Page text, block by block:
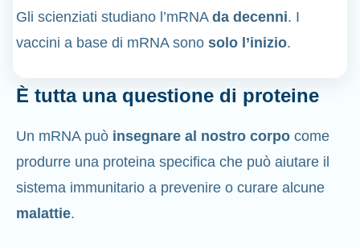
Gli scienziati studiano l’mRNA da decenni. I
vaccini a base di mRNA sono solo l’inizio.
È tutta una questione di proteine
Un mRNA può insegnare al nostro corpo come
produrre una proteina specifica che può aiutare il
sistema immunitario a prevenire o curare alcune
malattie.